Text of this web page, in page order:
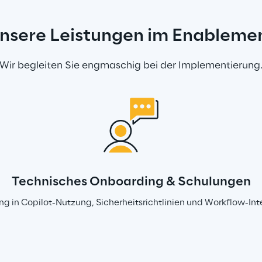
Leistungen im
Wir begleiten Sie engmaschig bei der Implementierung.
Technisches Onboarding & Schulungen
in Copilot-Nutzung, Sicherheitsrichtlinien und Workflow-